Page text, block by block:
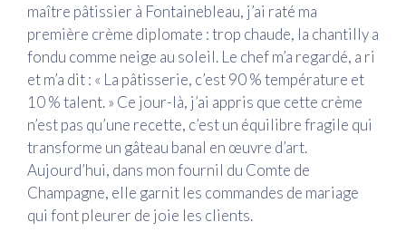
maître pâtissier à Fontainebleau, j’ai raté ma
première crème diplomate : trop chaude, la chantilly a
fondu comme neige au soleil. Le chef m’a regardé, a ri
et m’a dit : « La pâtisserie, c’est 90 % température et
10 % talent. » Ce jour-là, j’ai appris que cette crème
n’est pas qu’une recette, c’est un équilibre fragile qui
transforme un gâteau banal en œuvre d’art.
Aujourd’hui, dans mon fournil du Comte de
Champagne, elle garnit les commandes de mariage
qui font pleurer de joie les clients.